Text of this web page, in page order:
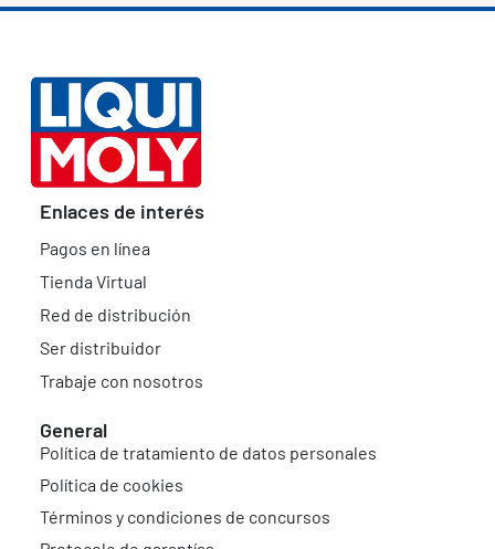
Enlaces de interés
Pagos en línea
Tienda Virtual
Red de distribución
Ser distribuidor
Trabaje con nosotros
General
Política de tratamiento de datos personales
Política de cookies
Términos y condiciones de concursos